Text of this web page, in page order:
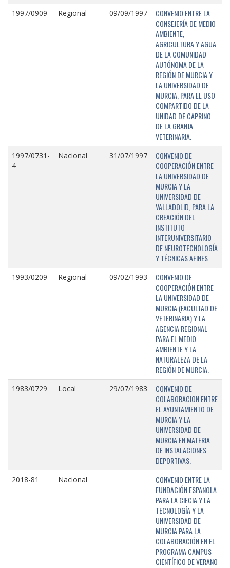
1997/0909 Regional 09/09/1997
CONVENIO ENTRE LA
CONSEJERÍA DE MEDIO
AMBIENTE,
AGRICULTURA Y AGUA
DE LA COMUNIDAD
AUTÓNOMA DE LA
REGIÓN DE MURCIA Y
LA UNIVERSIDAD DE
MURCIA, PARA EL USO
COMPARTIDO DE LA
UNIDAD DE CAPRINO
DE LA GRANJA
VETERINARIA.
1997/0731-
4
Nacional 31/07/1997
CONVENIO DE
COOPERACIÓN ENTRE
LA UNIVERSIDAD DE
MURCIA Y LA
UNIVERSIDAD DE
VALLADOLID, PARA LA
CREACIÓN DEL
INSTITUTO
INTERUNIVERSITARIO
DE NEUROTECNOLOGÍA
Y TÉCNICAS AFINES
1993/0209 Regional 09/02/1993
CONVENIO DE
COOPERACIÓN ENTRE
LA UNIVERSIDAD DE
MURCIA (FACULTAD DE
VETERINARIA) Y LA
AGENCIA REGIONAL
PARA EL MEDIO
AMBIENTE Y LA
NATURALEZA DE LA
REGIÓN DE MURCIA.
1983/0729 Local 29/07/1983
CONVENIO DE
COLABORACION ENTRE
EL AYUNTAMIENTO DE
MURCIA Y LA
UNIVERSIDAD DE
MURCIA EN MATERIA
DE INSTALACIONES
DEPORTIVAS.
2018-81 Nacional
CONVENIO ENTRE LA
FUNDACIÓN ESPAÑOLA
PARA LA CIECIA Y LA
TECNOLOGÍA Y LA
UNIVERSIDAD DE
MURCIA PARA LA
COLABORACIÓN EN EL
PROGRAMA CAMPUS
CIENTÍFICO DE VERANO